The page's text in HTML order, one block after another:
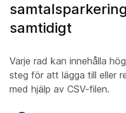
samtidigt
Varje rad kan innehålla
steg för att lägga till eller
med hjälp av CSV-filen.